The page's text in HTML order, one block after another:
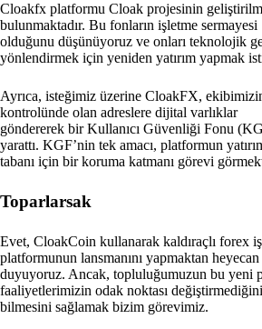
Cloakfx platformu Cloak projesinin
bulunmaktadır. Bu fonların işletme sermayesi
olduğunu düşünüyoruz ve onları teknolojik
yönlendirmek için yeniden yatırım yapmak
Ayrıca, isteğimiz üzerine CloakFX,
kontrolünde olan adreslere dijital varlıklar
göndererek bir Kullanıcı Güvenliği Fonu
yarattı. KGF’nin tek amacı, platformun
tabanı için bir koruma katmanı görevi
Toparlarsak
Evet, CloakCoin kullanarak kaldıraçlı forex
platformunun lansmanını yapmaktan heyecan
duyuyoruz. Ancak, topluluğumuzun bu yeni
faaliyetlerimizin odak noktası değiştirmediğini
bilmesini sağlamak bizim görevimiz.